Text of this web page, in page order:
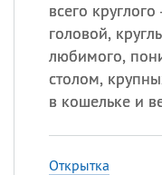
всего
головой,
любимого,
столом,
в кошельке и
Открытка